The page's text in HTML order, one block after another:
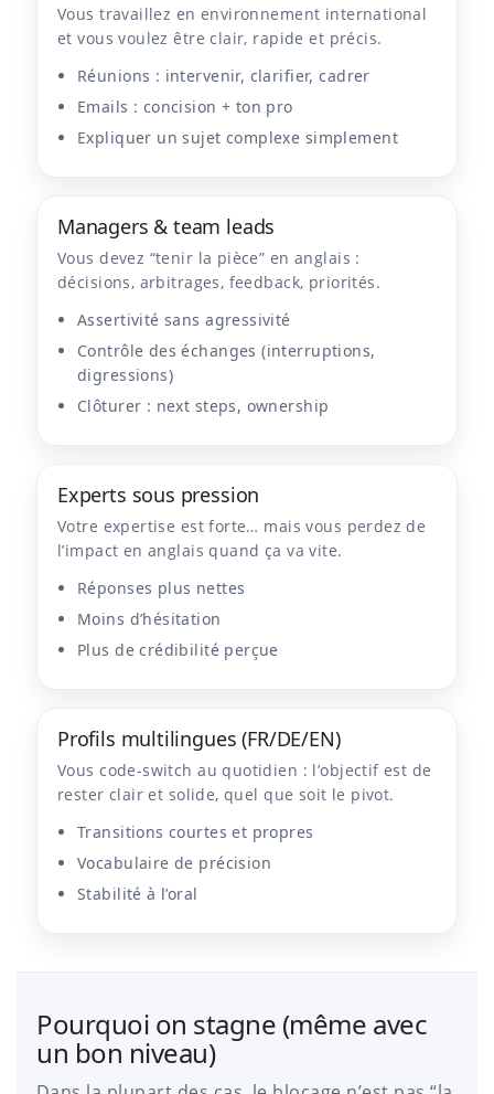
Vous travaillez en environnement international
et vous voulez être clair, rapide et précis.
Réunions : intervenir, clarifier, cadrer
Emails : concision + ton pro
Expliquer un sujet complexe simplement
Managers & team leads
Vous devez “tenir la pièce” en anglais :
décisions, arbitrages, feedback, priorités.
Assertivité sans agressivité
Contrôle des échanges (interruptions,
digressions)
Clôturer : next steps, ownership
Experts sous pression
Votre expertise est forte… mais vous perdez de
l’impact en anglais quand ça va vite.
Réponses plus nettes
Moins d’hésitation
Plus de crédibilité perçue
Profils multilingues (FR/DE/EN)
Vous code-switch au quotidien : l’objectif est de
rester clair et solide, quel que soit le pivot.
Transitions courtes et propres
Vocabulaire de précision
Stabilité à l’oral
Pourquoi on stagne (même avec
un bon niveau)